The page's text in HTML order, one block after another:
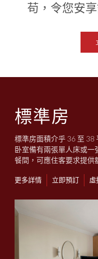
苟，令您安
標準房
標準房面積介乎 36 至 38
卧室備有兩張單人床或一
餐間，可應住客要求提供
更多詳情 立即預訂 虛